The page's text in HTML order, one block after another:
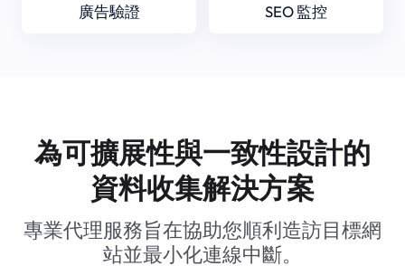
廣告驗證 SEO 監控
為可擴展性與一致性設計的
資料收集解決方案
專業代理服務旨在協助您順利造訪目標網
站並最小化連線中斷。